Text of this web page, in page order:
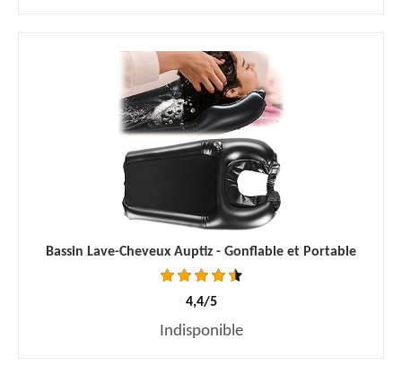
Bassin Lave-Cheveux Auptiz - Gonflable et Portable
4,4/5
Indisponible